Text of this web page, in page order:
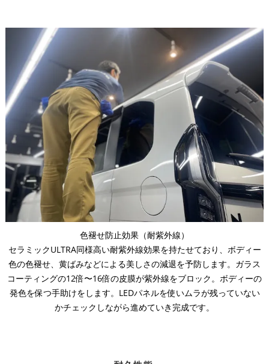
色褪せ防止効果（耐紫外線）
セラミックULTRA同様高い耐紫外線効果を持たせており、ボディー
色の色褪せ、黄ばみなどによる美しさの減退を予防します。ガラス
コーティングの12倍〜16倍の皮膜が紫外線をブロック。ボディーの
発色を保つ手助けをします。LEDパネルを使いムラが残っていない
かチェックしながら進めていき完成です。